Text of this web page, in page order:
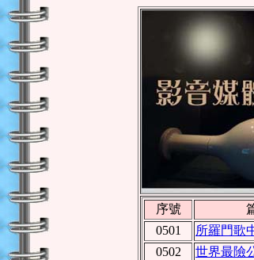
序號
0501
所羅門歌
0502
世界最險